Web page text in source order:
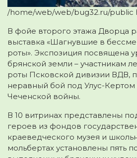
/home/web/web/bug32.ru/public
В фойе второго этажа Дворца
выставка «Шагнувшие в
роты». Экспозиция посвящена
брянской земли – участникам
роты Псковской дивизии ВДВ,
неравный бой под Улус-
Чеченской войны.
В 10 витринах представлены
героев из фондов
краеведческого музея и
мольбертах установлены пять